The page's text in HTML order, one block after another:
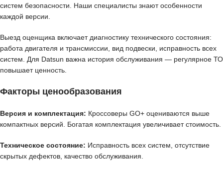
систем безопасности. Наши специалисты знают особенности
каждой версии.
Выезд оценщика включает диагностику технического состояния:
работа двигателя и трансмиссии, вид подвески, исправность всех
систем. Для Datsun важна история обслуживания — регулярное ТО
повышает ценность.
Факторы ценообразования
Версия и комплектация: Кроссоверы GO+ оцениваются выше
компактных версий. Богатая комплектация увеличивает стоимость.
Техническое состояние: Исправность всех систем, отсутствие
скрытых дефектов, качество обслуживания.